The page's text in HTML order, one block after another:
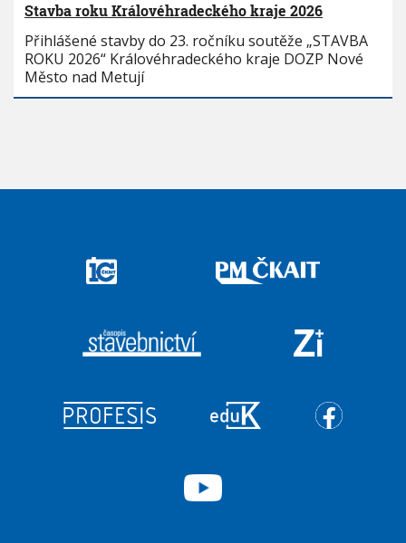
Stavba roku Královéhradeckého kraje 2026
Přihlášené stavby do 23. ročníku soutěže „STAVBA
ROKU 2026“ Královéhradeckého kraje DOZP Nové
Město nad Metují